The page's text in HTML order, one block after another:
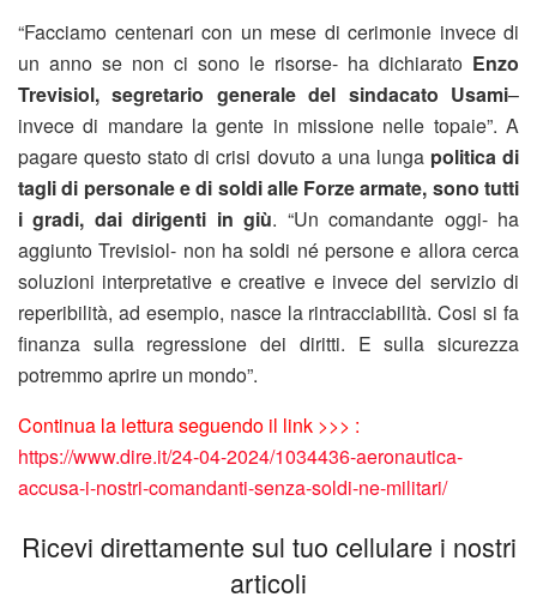
“Facciamo centenari con un mese di cerimonie invece di
un anno se non ci sono le risorse- ha dichiarato Enzo
Trevisiol, segretario generale del sindacato Usami–
invece di mandare la gente in missione nelle topaie”. A
pagare questo stato di crisi dovuto a una lunga politica di
tagli di personale e di soldi alle Forze armate, sono tutti
i gradi, dai dirigenti in giù. “Un comandante oggi- ha
aggiunto Trevisiol- non ha soldi né persone e allora cerca
soluzioni interpretative e creative e invece del servizio di
reperibilità, ad esempio, nasce la rintracciabilità. Cosi si fa
finanza sulla regressione dei diritti. E sulla sicurezza
potremmo aprire un mondo”.
Continua la lettura seguendo il link >>> :
https://www.dire.it/24-04-2024/1034436-aeronautica-
accusa-i-nostri-comandanti-senza-soldi-ne-militari/
Ricevi direttamente sul tuo cellulare i nostri
articoli